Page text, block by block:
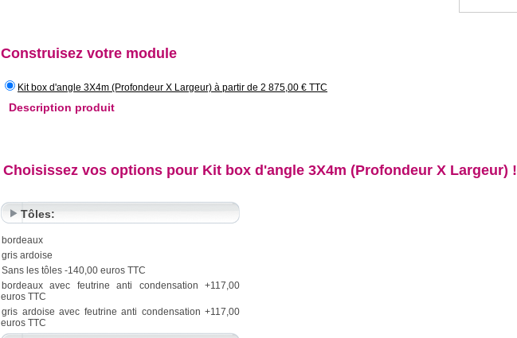
Construisez votre module
Kit box d'angle 3X4m (Profondeur X Largeur) à partir de 2 875,00 € TTC
Description produit
Choisissez vos options pour Kit box d'angle 3X4m (Profondeur X Largeur) !
Tôles:
bordeaux
gris ardoise
Sans les tôles -140,00 euros TTC
bordeaux avec feutrine anti condensation +117,00
euros TTC
gris ardoise avec feutrine anti condensation +117,00
euros TTC